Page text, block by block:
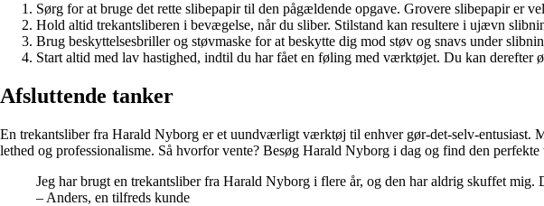
Sørg for at bruge det rette slibepapir til den pågældende opgave. Grovere slibepapir er
Hold altid trekantsliberen i bevægelse, når du sliber. Stilstand kan resultere i ujævn
Brug beskyttelsesbriller og støvmaske for at beskytte dig mod støv og snavs under
Start altid med lav hastighed, indtil du har fået en føling med værktøjet. Du kan derefter
Afsluttende tanker
En trekantsliber fra Harald Nyborg er et uundværligt værktøj til enhver gør-det-selv-entusiast.
lethed og professionalisme. Så hvorfor vente? Besøg Harald Nyborg i dag og find den
Jeg har brugt en trekantsliber fra Harald Nyborg i flere år, og den har aldrig skuffet
– Anders, en tilfreds kunde